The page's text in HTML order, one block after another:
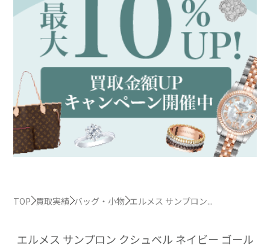
TOP 買取実績 バッグ・小物 エルメス サンプロン...
エルメス サンプロン クシュベル ネイビー ゴール